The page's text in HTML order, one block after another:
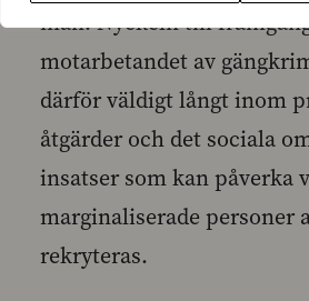
män. Nyckeln till
motarbetandet av
därför väldigt långt inom
åtgärder och det sociala
insatser som kan påverka
marginaliserade personer
rekryteras.